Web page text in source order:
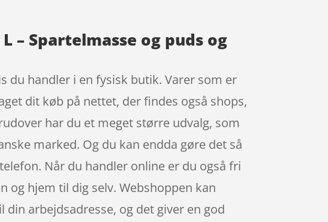
– Spartelmasse og puds og
du handler i en fysisk butik. Varer som er
dit køb på nettet, der findes også shops,
har du et meget større udvalg, som
marked. Og du kan endda gøre det så
Når du handler online er du også fri
hjem til dig selv. Webshoppen kan
arbejdsadresse, og det giver en god